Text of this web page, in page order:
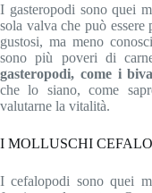
I gasteropodi sono quei
sola valva che può
gustosi, ma meno
sono più poveri di
gasteropodi, come i
che lo siano, come
valutarne la vitalità.
I MOLLUSCHI
I cefalopodi sono quei